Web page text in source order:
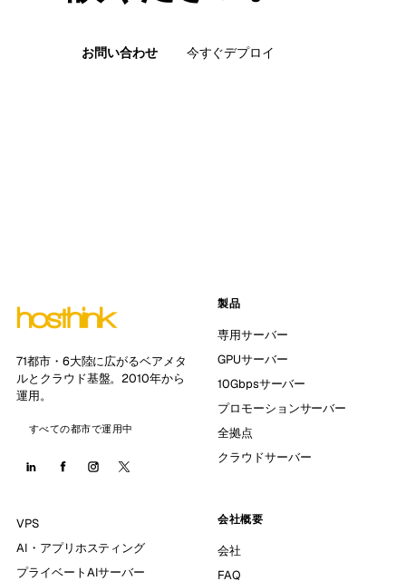
お問い合わせ 今すぐデプロイ
71都市・6大陸に広がるベアメタ
ルとクラウド基盤。2010年から
運用。
すべての都市で運用中
製品
専用サーバー
GPUサーバー
10Gbpsサーバー
プロモーションサーバー
全拠点
クラウドサーバー
VPS
AI・アプリホスティング
プライベートAIサーバー
会社概要
会社
FAQ